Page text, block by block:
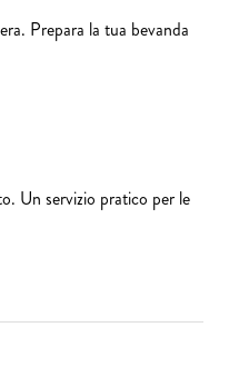
Prepara la tua bevanda
Un servizio pratico per le